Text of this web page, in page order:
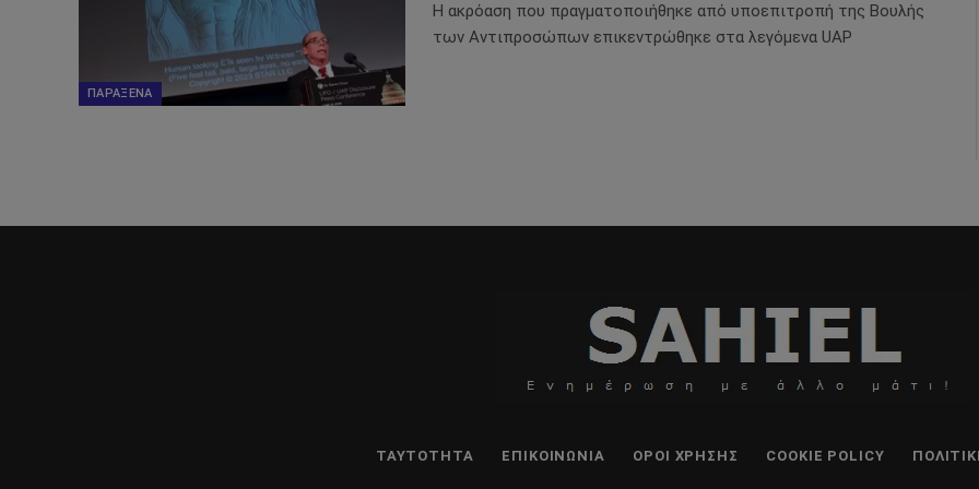
ΠΑΡΆΞΕΝΑ
Η ακρόαση που πραγματοποιήθηκε από υποεπιτροπή της Βουλής
των Αντιπροσώπων επικεντρώθηκε στα λεγόμενα UAP
ΤΑΥΤΌΤΗΤΑ ΕΠΙΚΟΙΝΩΝΊΑ ΌΡΟΙ ΧΡΉΣΗΣ COOKIE POLICY